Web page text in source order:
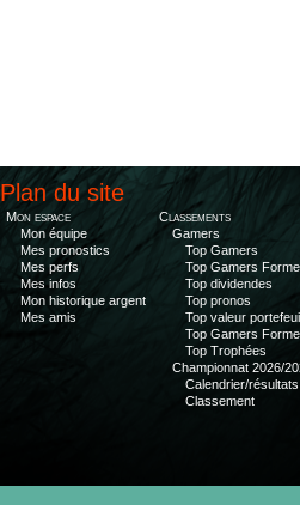
Plan du site
Mon espace
Mon équipe
Mes pronostics
Mes perfs
Mes infos
Mon historique argent
Mes amis
Classements
Gamers
Top Gamers
Top Gamers Forme
Top dividendes
Top pronos
Top valeur
Top Gamers Forme
Top Trophées
Championnat 2026/
Calendrier/résultats
Classement